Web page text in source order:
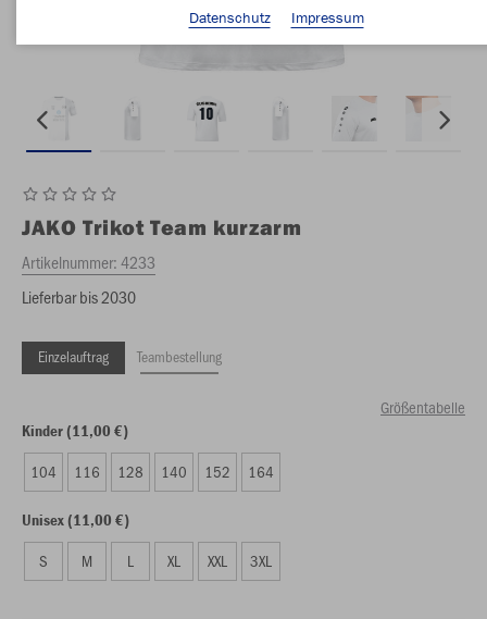
JAKO Trikot Team kurzarm
Artikelnummer:4233
Lieferbar bis 2030
Einzelauftrag Teambestellung
Größentabelle
Kinder (11,00 €)
104 116 128 140 152 164
Unisex (11,00 €)
S M L XL XXL 3XL
Datenschutz
Impressum